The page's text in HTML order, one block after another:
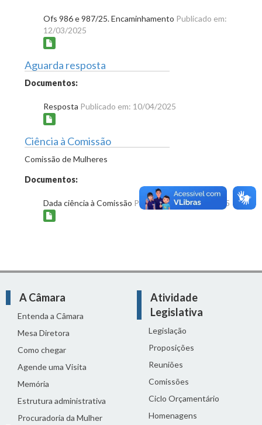
Ofs 986 e 987/25. Encaminhamento Publicado em:
12/03/2025
Aguarda resposta
Documentos:
Resposta Publicado em: 10/04/2025
Ciência à Comissão
Comissão de Mulheres
Documentos:
Dada ciência à Comissão Publicado em: 24/04/2025
A Câmara
Entenda a Câmara
Mesa Diretora
Como chegar
Agende uma Visita
Memória
Estrutura administrativa
Procuradoria da Mulher
Atividade
Legislativa
Legislação
Proposições
Reuniões
Comissões
Ciclo Orçamentário
Homenagens